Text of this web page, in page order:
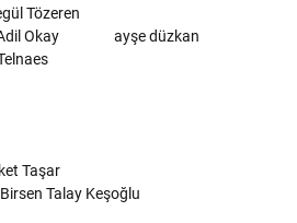
Tözeren
Okay
ayşe düzkan
Taşar
Birsen Talay Keşoğlu